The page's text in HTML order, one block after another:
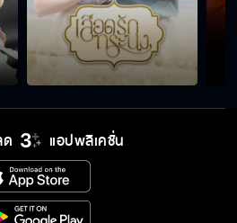
แอปพลิเคชั่น